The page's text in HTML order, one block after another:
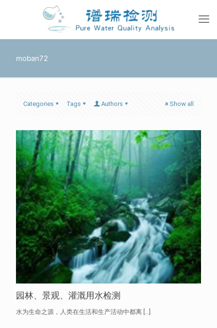
moban72
Categories Tags Authors Show all
园林、景观、灌溉用水检测
水为生命之源，人类在生活和生产活动中都离 […]